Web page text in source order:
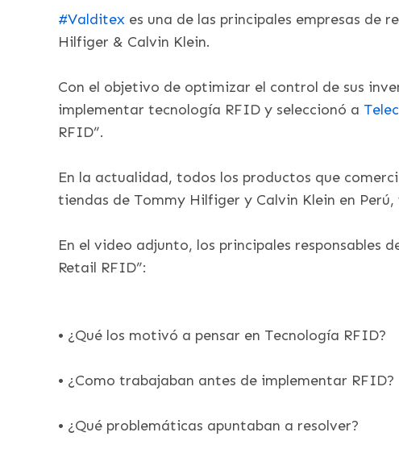
#Valditex es una de las principales empresas de
Hilfiger & Calvin Klein.
Con el objetivo de optimizar el control de sus
implementar tecnología RFID y seleccionó a
RFID”.
En la actualidad, todos los productos que
tiendas de Tommy Hilfiger y Calvin Klein en
En el video adjunto, los principales responsables
Retail RFID”:
• ¿Qué los motivó a pensar en Tecnología RFID?
• ¿Como trabajaban antes de implementar RFID?
• ¿Qué problemáticas apuntaban a resolver?